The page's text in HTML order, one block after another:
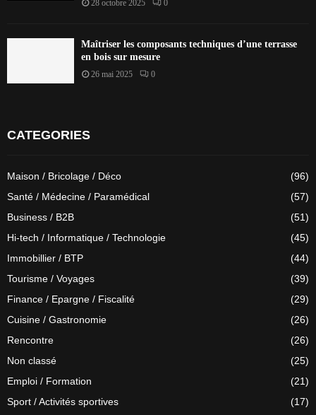
28 octobre 2025 0
Maîtriser les composants techniques d’une terrasse
en bois sur mesure
26 mai 2025 0
CATEGORIES
Maison / Bricolage / Déco
(96)
Santé / Médecine / Paramédical
(57)
Business / B2B
(51)
Hi-tech / Informatique / Technologie
(45)
Immobillier / BTP
(44)
Tourisme / Voyages
(39)
Finance / Epargne / Fiscalité
(29)
Cuisine / Gastronomie
(26)
Rencontre
(26)
Non classé
(25)
Emploi / Formation
(21)
Sport / Activités sportives
(17)